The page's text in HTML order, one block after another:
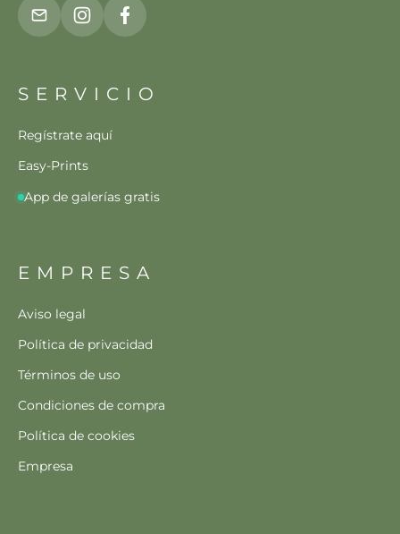
SERVICIO
Regístrate aquí
Easy-Prints
App de galerías gratis
EMPRESA
Aviso legal
Política de privacidad
Términos de uso
Condiciones de compra
Política de cookies
Empresa